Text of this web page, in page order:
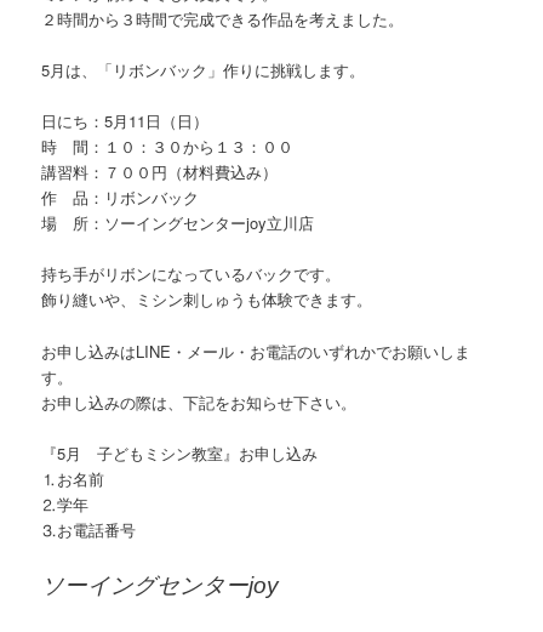
２時間から３時間で完成できる作品を考えました。
5月は、「リボンバック」作りに挑戦します。
日にち：5月11日（日）
時 間：１０：３０から１３：００
講習料：７００円（材料費込み）
作 品：リボンバック
場 所：ソーイングセンターjoy立川店
持ち手がリボンになっているバックです。
飾り縫いや、ミシン刺しゅうも体験できます。
お申し込みはLINE・メール・お電話のいずれかでお願いしま
す。
お申し込みの際は、下記をお知らせ下さい。
『5月 子どもミシン教室』お申し込み
⒈お名前
⒉学年
⒊お電話番号
ソーイングセンターjoy